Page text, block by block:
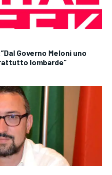
Governo Meloni uno
lombarde”